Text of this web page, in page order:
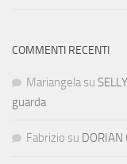
COMMENTI RECENTI
Mariangela su
guarda
Fabrizio su DORIAN